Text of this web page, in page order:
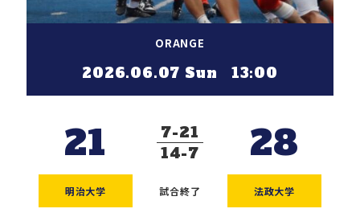
ORANGE
2026.06.07 Sun 13:00
試合終了
明治大学 法政大学
21 28
7 21
14 7